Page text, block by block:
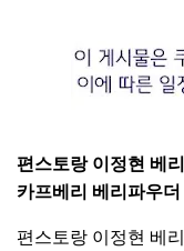
편스토랑 이정현 베
카프베리 베리파우더
편스토랑 이정현 베